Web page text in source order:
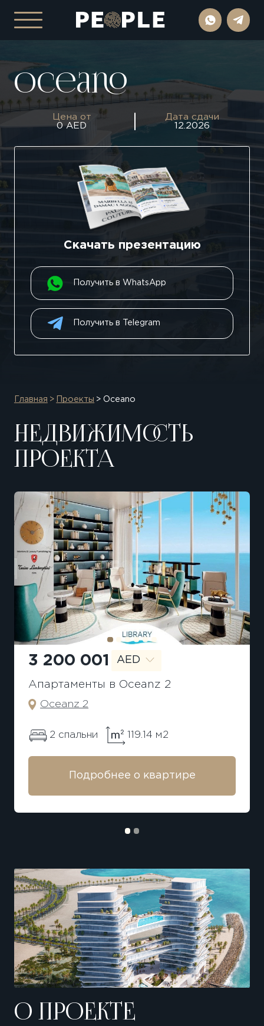
Oceano
Цена от
0 AED
Дата сдачи
12.2026
Скачать презентацию
Получить в WhatsApp
Получить в Telegram
Главная Проекты Oceano
НЕДВИЖИМОСТЬ
ПРОЕКТА
3 200 001 AED
Апартаменты в Oceanz 2
Oceanz 2
2 спальни 119.14 м2
Подробнее о квартире
О ПРОЕКТЕ